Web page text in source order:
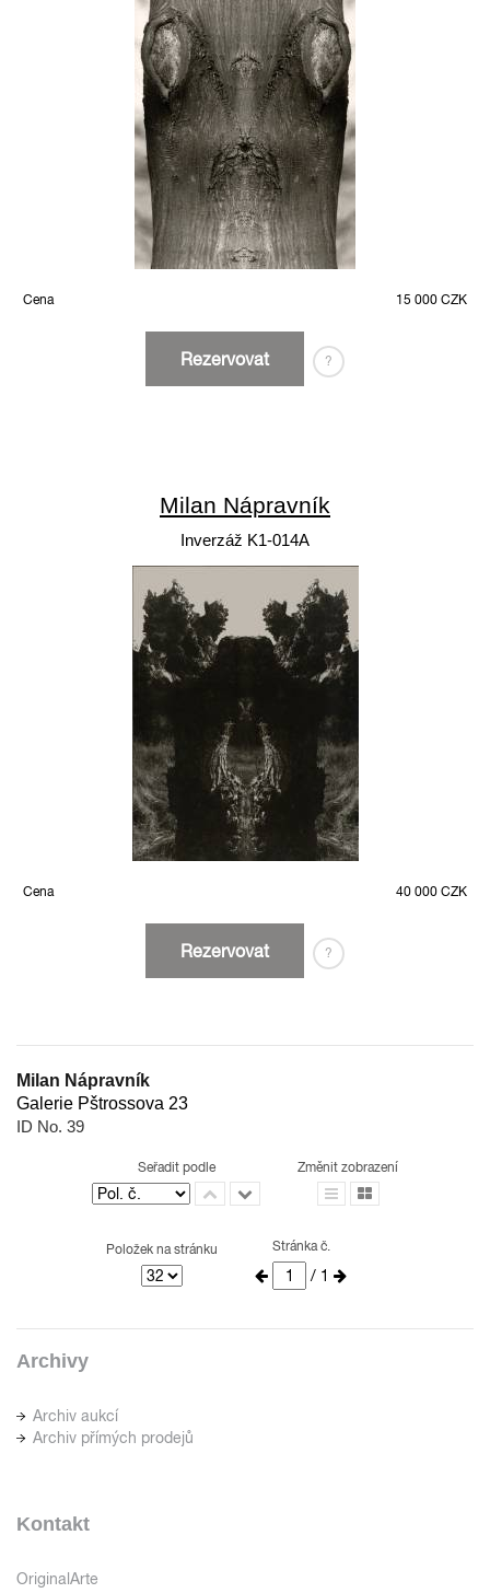
Cena 15 000 CZK
Rezervovat ?
Milan Nápravník
Inverzáž K1-014A
Cena 40 000 CZK
Rezervovat ?
Milan Nápravník
Galerie Pštrossova 23
ID No. 39
Seřadit podle Změnit zobrazení
Položek na stránku Stránka č.
/ 1
Archivy
Archiv aukcí
Archiv přímých prodejů
Kontakt
OriginalArte